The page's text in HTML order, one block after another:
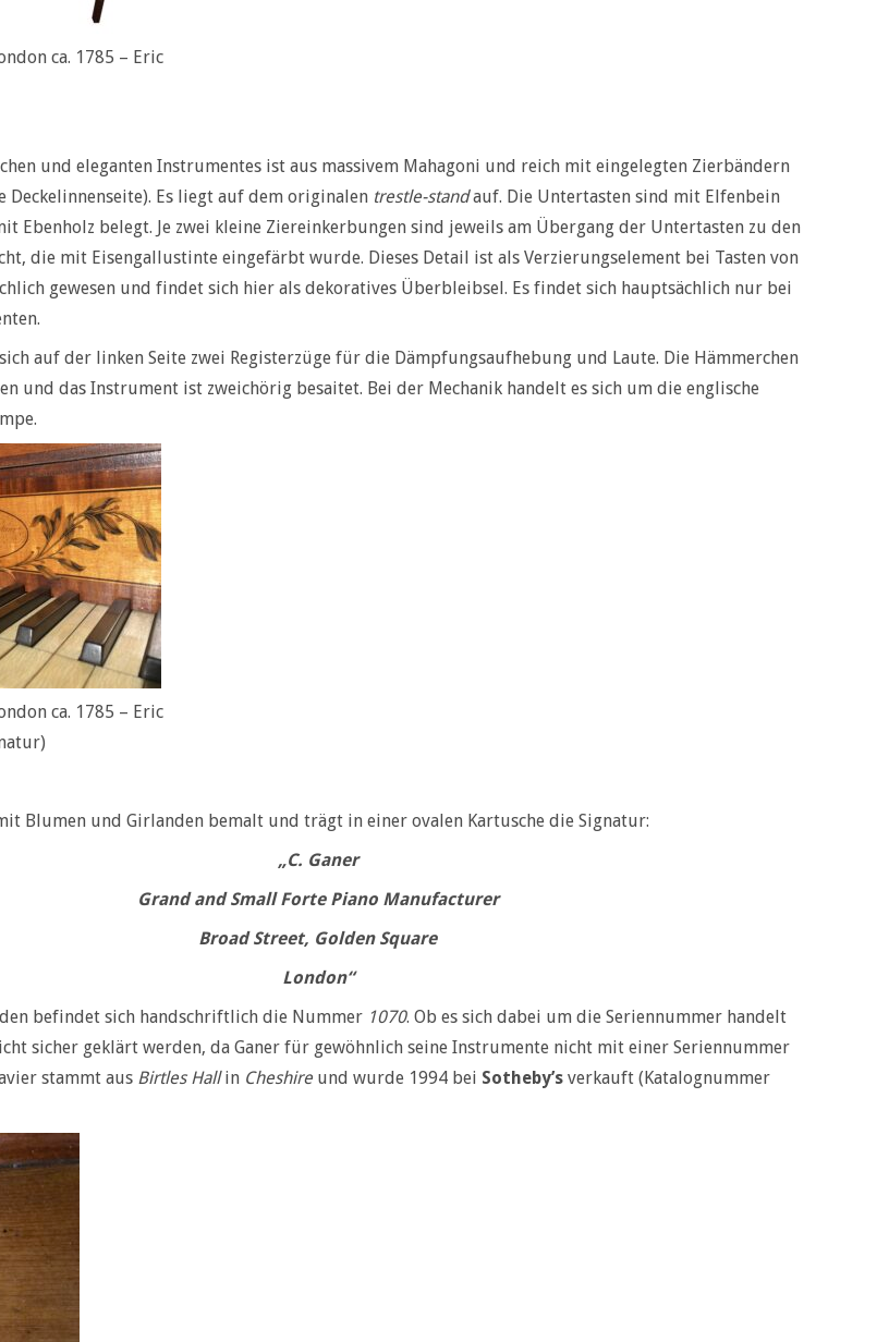
ca. 1785 – Eric
und eleganten Instrumentes ist aus massivem Mahagoni und reich mit eingelegten Zierbändern
Deckelinnenseite). Es liegt auf dem originalen trestle-standauf. Die Untertasten sind mit Elfenbein
Ebenholz belegt. Je zwei kleine Ziereinkerbungen sind jeweils am Übergang der Untertasten zu den
die mit Eisengallustinte eingefärbt wurde. Dieses Detail ist als Verzierungselement bei Tasten von
gewesen und findet sich hier als dekoratives Überbleibsel. Es findet sich hauptsächlich nur bei
auf der linken Seite zwei Registerzüge für die Dämpfungsaufhebung und Laute. Die Hämmerchen
und das Instrument ist zweichörig besaitet. Bei der Mechanik handelt es sich um die englische
ca. 1785 – Eric
Blumen und Girlanden bemalt und trägt in einer ovalen Kartusche die Signatur:
„C. Ganer
Grand and Small Forte Piano Manufacturer
Broad Street, Golden Square
London“
befindet sich handschriftlich die Nummer 1070. Ob es sich dabei um die Seriennummer handelt
sicher geklärt werden, da Ganer für gewöhnlich seine Instrumente nicht mit einer Seriennummer
stammt aus Birtles Hallin Cheshireund wurde 1994 bei Sotheby’sverkauft (Katalognummer